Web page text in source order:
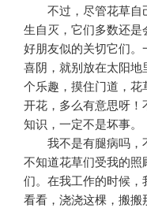
不过，尽管花草自
生自灭，它们多数还是
好朋友似的关切它们。
喜阴，就别放在太阳地
个乐趣，摸住门道，花
开花，多么有意思呀
知识，一定不是坏事。
我不是有腿病吗，
不知道花草们受我的照
们。在我工作的时候
看看，浇浇这棵，搬搬